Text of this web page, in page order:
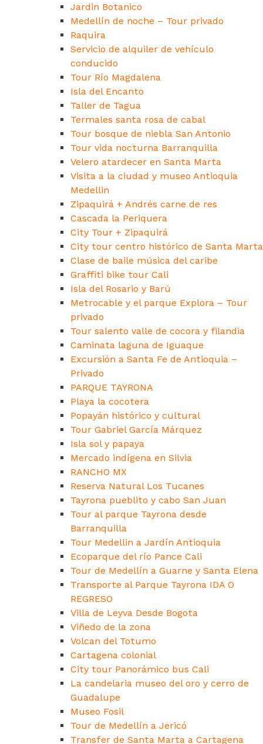
Jardin Botanico
Medellín de noche – Tour privado
Raquira
Servicio de alquiler de vehículo
conducido
Tour Río Magdalena
Isla del Encanto
Taller de Tagua
Termales santa rosa de cabal
Tour bosque de niebla San Antonio
Tour vida nocturna Barranquilla
Velero atardecer en Santa Marta
Visita a la ciudad y museo Antioquia
Medellin
Zipaquirá + Andrés carne de res
Cascada la Periquera
City Tour + Zipaquirá
City tour centro histórico de Santa Marta
Clase de baile música del caribe
Graffiti bike tour Cali
Isla del Rosario y Barú
Metrocable y el parque Explora – Tour
privado
Tour salento valle de cocora y filandia
Caminata laguna de Iguaque
Excursión a Santa Fe de Antioquia –
Privado
PARQUE TAYRONA
Playa la cocotera
Popayán histórico y cultural
Tour Gabriel García Márquez
Isla sol y papaya
Mercado indígena en Silvia
RANCHO MX
Reserva Natural Los Tucanes
Tayrona pueblito y cabo San Juan
Tour al parque Tayrona desde
Barranquilla
Tour Medellin a Jardín Antioquia
Ecoparque del río Pance Cali
Tour de Medellín a Guarne y Santa Elena
Transporte al Parque Tayrona IDA O
REGRESO
Villa de Leyva Desde Bogota
Viñedo de la zona
Volcan del Totumo
Cartagena colonial
City tour Panorámico bus Cali
La candelaria museo del oro y cerro de
Guadalupe
Museo Fosil
Tour de Medellín a Jericó
Transfer de Santa Marta a Cartagena